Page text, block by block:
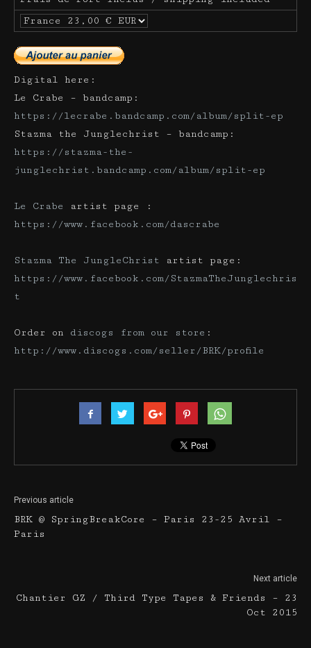
Digital here:
Le Crabe – bandcamp:
https://lecrabe.bandcamp.com/album/split-ep
Stazma the Junglechrist – bandcamp:
https://stazma-the-
junglechrist.bandcamp.com/album/split-ep
Le Crabe
artist page :
https://www.facebook.com/dascrabe
Stazma The JungleChrist artist page:
https://www.facebook.com/StazmaTheJunglechris
t
Order on discogs from our store :
http://www.discogs.com/seller/BRK/profile
Previous article
BRK @ SpringBreakCore – Paris 23-25 Avril –
Paris
Next article
Chantier GZ / Third Type Tapes & Friends – 23
Oct 2015